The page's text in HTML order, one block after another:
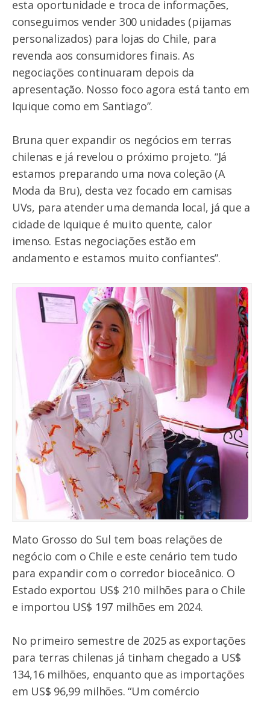
esta oportunidade e troca de informações,
conseguimos vender 300 unidades (pijamas
personalizados) para lojas do Chile, para
revenda aos consumidores finais. As
negociações continuaram depois da
apresentação. Nosso foco agora está tanto em
Iquique como em Santiago”.
Bruna quer expandir os negócios em terras
chilenas e já revelou o próximo projeto. “Já
estamos preparando uma nova coleção (A
Moda da Bru), desta vez focado em camisas
UVs, para atender uma demanda local, já que a
cidade de Iquique é muito quente, calor
imenso. Estas negociações estão em
andamento e estamos muito confiantes”.
Mato Grosso do Sul tem boas relações de
negócio com o Chile e este cenário tem tudo
para expandir com o corredor bioceânico. O
Estado exportou US$ 210 milhões para o Chile
e importou US$ 197 milhões em 2024.
No primeiro semestre de 2025 as exportações
para terras chilenas já tinham chegado a US$
134,16 milhões, enquanto que as importações
em US$ 96,99 milhões. “Um comércio